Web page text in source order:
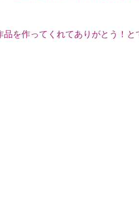
を作ってくれてありがとう！